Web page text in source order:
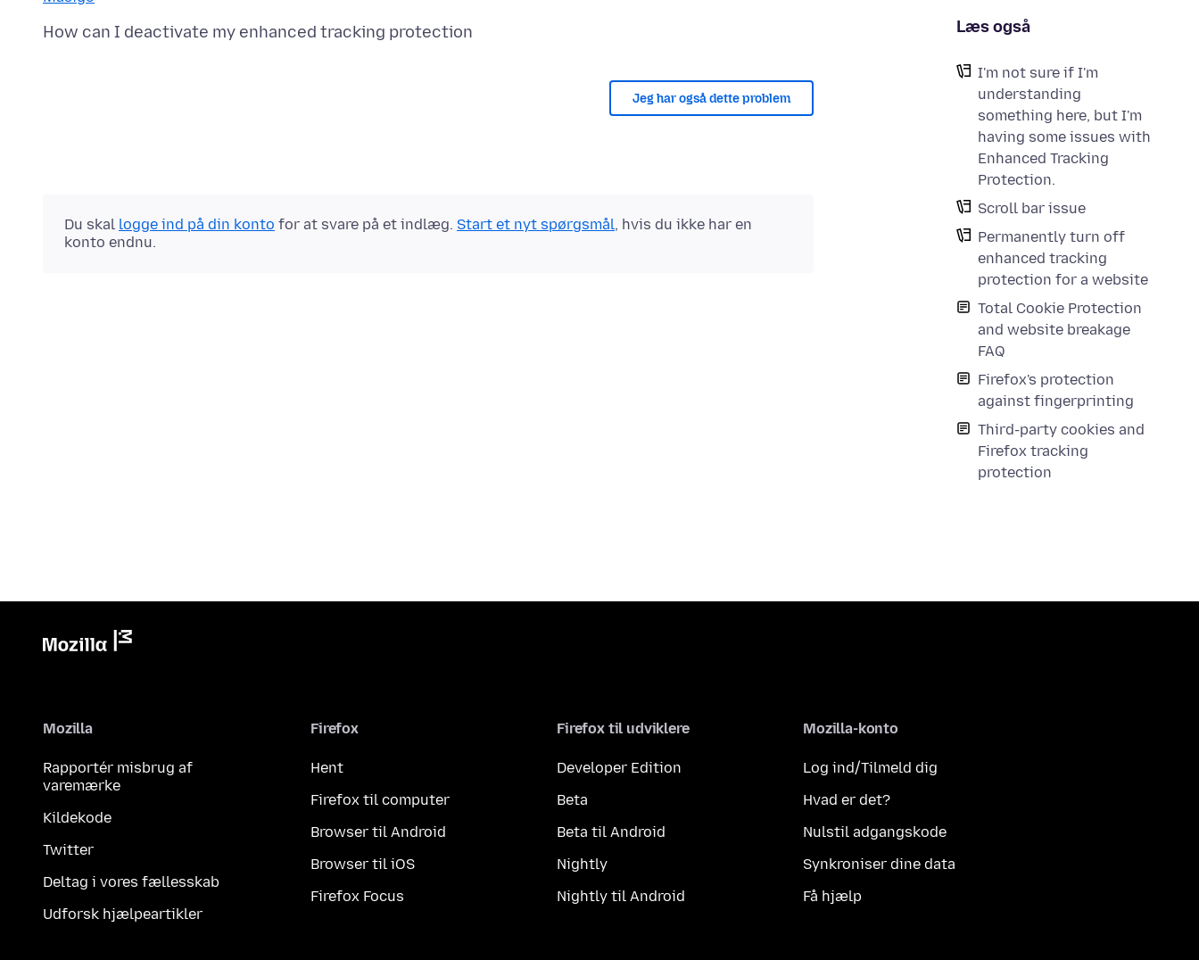
Læs også
I'm not sure if I'm
understanding
something here, but I'm
having some issues with
Enhanced Tracking
Protection.
Scroll bar issue
Permanently turn off
enhanced tracking
protection for a website
Total Cookie Protection
and website breakage
FAQ
Firefox's protection
against fingerprinting
Third-party cookies and
Firefox tracking
protection
Jeg har også dette problem
Du skal logge ind på din konto for at svare på et indlæg. Start et nyt spørgsmål, hvis du ikke har en
konto endnu.
Mozilla
Rapportér misbrug af
varemærke
Kildekode
Twitter
Deltag i vores fællesskab
Udforsk hjælpeartikler
Firefox
Hent
Firefox til computer
Browser til Android
Browser til iOS
Firefox Focus
Firefox til udviklere
Developer Edition
Beta
Beta til Android
Nightly
Nightly til Android
Mozilla-konto
Log ind/Tilmeld dig
Hvad er det?
Nulstil adgangskode
Synkroniser dine data
Få hjælp